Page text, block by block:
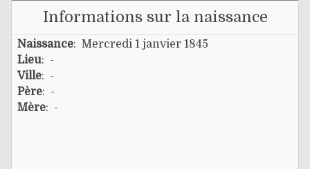
Informations sur la naissance
Naissance: Mercredi 1 janvier 1845
Lieu: -
Ville: -
Père: -
Mère: -